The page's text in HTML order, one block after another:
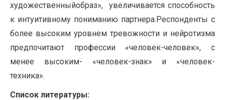
художественныйобраз», увеличивается способность
к интуитивному пониманию партнера.Респонденты с
более высоким уровнем тревожности и нейротизма
предпочитают профессии «человек-человек», с
менее высоким- «человек-знак» и «человек-
техника».
Список литературы: